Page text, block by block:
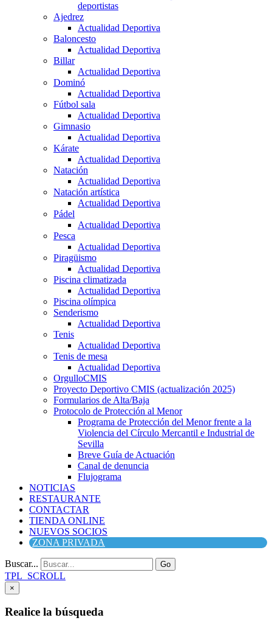
deportistas
Ajedrez
Actualidad Deportiva
Baloncesto
Actualidad Deportiva
Billar
Actualidad Deportiva
Dominó
Actualidad Deportiva
Fútbol sala
Actualidad Deportiva
Gimnasio
Actualidad Deportiva
Kárate
Actualidad Deportiva
Natación
Actualidad Deportiva
Natación artística
Actualidad Deportiva
Pádel
Actualidad Deportiva
Pesca
Actualidad Deportiva
Piragüismo
Actualidad Deportiva
Piscina climatizada
Actualidad Deportiva
Piscina olímpica
Senderismo
Actualidad Deportiva
Tenis
Actualidad Deportiva
Tenis de mesa
Actualidad Deportiva
OrgulloCMIS
Proyecto Deportivo CMIS (actualización 2025)
Formularios de Alta/Baja
Protocolo de Protección al Menor
Programa de Protección del Menor frente a la
Violencia del Círculo Mercantil e Industrial de
Sevilla
Breve Guía de Actuación
Canal de denuncia
Flujograma
NOTICIAS
RESTAURANTE
CONTACTAR
TIENDA ONLINE
NUEVOS SOCIOS
ZONA PRIVADA
Buscar... Go
TPL_SCROLL
×
Realice la búsqueda